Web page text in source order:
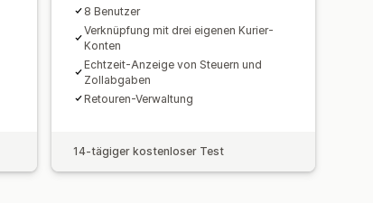
8 Benutzer
Verknüpfung mit drei eigenen Kurier-
Konten
Echtzeit-Anzeige von Steuern und
Zollabgaben
Retouren-Verwaltung
14-tägiger kostenloser Test